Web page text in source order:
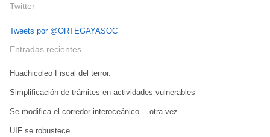
Twitter
Tweets por @ORTEGAYASOC
Entradas recientes
Huachicoleo Fiscal del terror.
Simplificación de trámites en actividades vulnerables
Se modifica el corredor interoceánico… otra vez
UIF se robustece